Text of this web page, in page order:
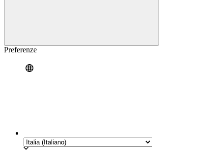
Preferenze